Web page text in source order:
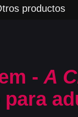
productos
- A